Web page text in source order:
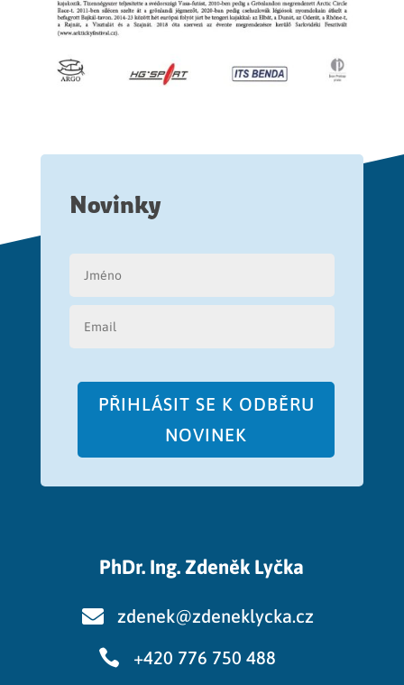
Novinky
PŘIHLÁSIT SE K ODBĚRU
NOVINEK
PhDr. Ing. Zdeněk Lyčka
 zdenek@zdeneklycka.cz
 +420 776 750 488